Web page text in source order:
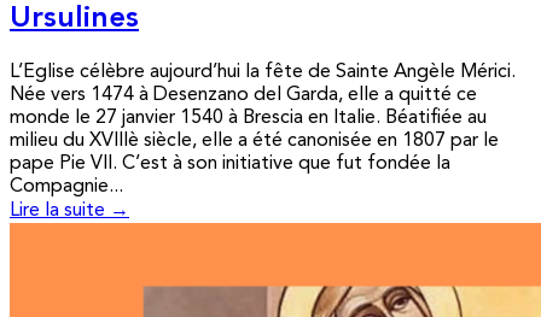
Ursulines
L’Eglise célèbre aujourd’hui la fête de Sainte Angèle Mérici.
Née vers 1474 à Desenzano del Garda, elle a quitté ce
monde le 27 janvier 1540 à Brescia en Italie. Béatifiée au
milieu du XVIIIè siècle, elle a été canonisée en 1807 par le
pape Pie VII. C’est à son initiative que fut fondée la
Compagnie...
Lire la suite →